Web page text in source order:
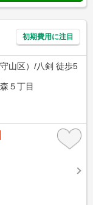
初期費用に注目
山区）/八剣 徒歩5
５丁目